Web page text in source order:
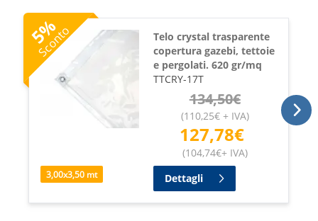
5
%
Sconto
3,00x3,50 mt
Telo crystal trasparente
copertura gazebi, tettoie
e pergolati. 620 gr/mq
TTCRY-17T
134,50€
(110,25€+ IVA)
127,78€
(104,74€+ IVA)
Dettagli